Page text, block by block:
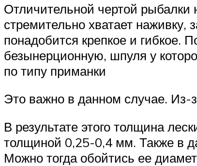
Отличительной чертой рыбалки
стремительно хватает наживку,
понадобится крепкое и гибкое.
безынерционную, шпуля у
по типу приманки
Это важно в данном случае. Из-
В результате этого толщина
толщиной 0,25-0,4 мм. Также в
Можно тогда обойтись ее